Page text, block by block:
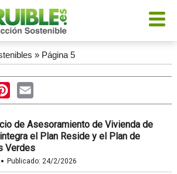
» Página 5
PinterestEmail
de Asesoramiento de Vivienda de
el Plan Reside y el Plan de
Verdes
· Publicado: 24/2/2026